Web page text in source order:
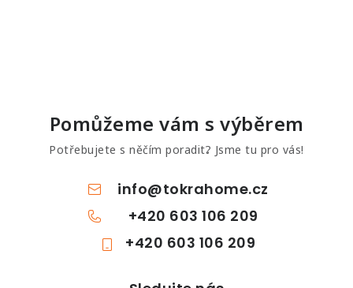
Pomůžeme vám s výběrem
Potřebujete s něčím poradit? Jsme tu pro vás!
info@tokrahome.cz
+420 603 106 209
+420 603 106 209